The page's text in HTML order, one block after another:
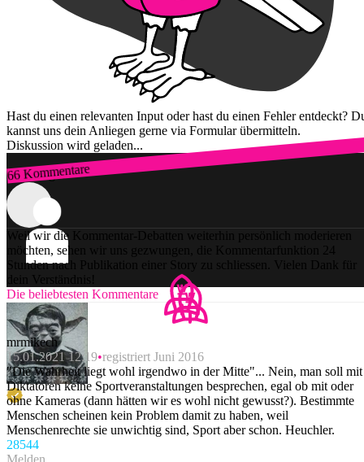
Hast du einen relevanten Input oder hast du einen Fehler entdeckt?
kannst uns dein Anliegen gerne via Formular übermitteln.
Diskussion wird geladen...
66 Kommentare
Zum Login
Weil wir die Kommentar-Debatten weiterhin persönlich moderieren
möchten, sehen wir uns gezwungen, die Kommentarfunktion 24
Stunden nach Publikation einer Story zu schliessen. Vielen Dank für
dein Verständnis!
Die beliebtesten Kommentare
mrmikech
15.01.2021 12:19 registriert Juni 2016
"Die Wahrheit liegt wohl irgendwo in der Mitte"... Nein, man soll mit
Diktatoren keine Sportveranstaltungen besprechen, egal ob mit oder
ohne Kameras (dann hätten wir es wohl nicht gewusst?). Bestimmte
Menschen scheinen kein Problem damit zu haben, weil
Menschenrechte sie unwichtig sind, Sport aber schon. Heuchler.
28544
Melden